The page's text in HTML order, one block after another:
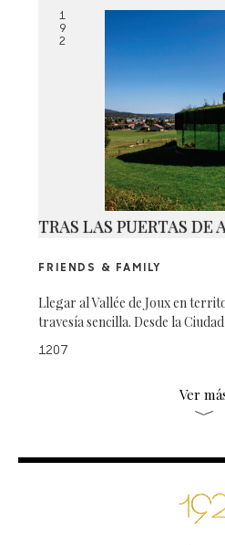
1
9
2
TRAS LAS PUERTAS DE
FRIENDS & FAMILY
Llegar al Vallée de Joux en
travesía sencilla. Desde la
1207
Ver